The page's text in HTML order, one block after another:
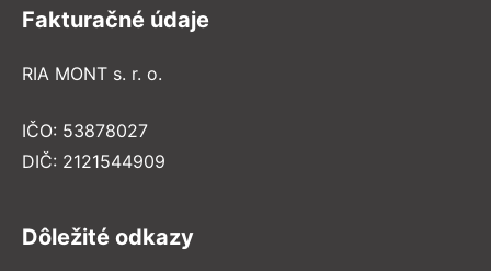
Fakturačné údaje
RIA MONT s. r. o.
IČO: 53878027
DIČ: 2121544909
Dôležité odkazy